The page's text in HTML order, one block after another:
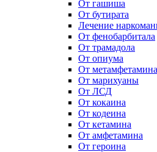
От гашиша
От бутирата
Лечение
От фенобарбитала
От трамадола
От опиума
От метамфетамина
От марихуаны
От ЛСД
От кокаина
От кодеина
От кетамина
От амфетамина
От героина